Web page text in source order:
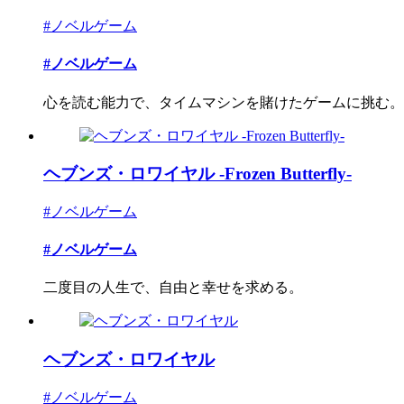
#ノベルゲーム
#ノベルゲーム
心を読む能力で、タイムマシンを賭けたゲームに挑む
ヘブンズ・ロワイヤル -Frozen Butterfly-
#ノベルゲーム
#ノベルゲーム
二度目の人生で、自由と幸せを求める。
ヘブンズ・ロワイヤル
#ノベルゲーム